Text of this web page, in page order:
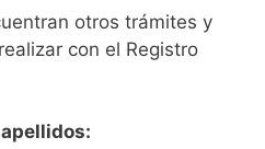
otros trámites y
con el Registro